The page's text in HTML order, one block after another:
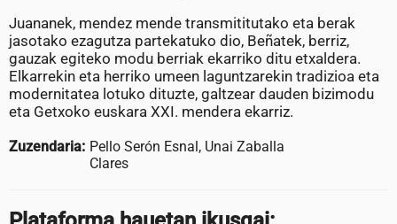
Juananek, mendez mende transmititutako eta berak
jasotako ezagutza partekatuko dio, Beñatek, berriz,
gauzak egiteko modu berriak ekarriko ditu etxaldera.
Elkarrekin eta herriko umeen laguntzarekin tradizioa eta
modernitatea lotuko dituzte, galtzear dauden bizimodu
eta Getxoko euskara XXI. mendera ekarriz.
Zuzendaria: Pello Serón Esnal, Unai Zaballa
Clares